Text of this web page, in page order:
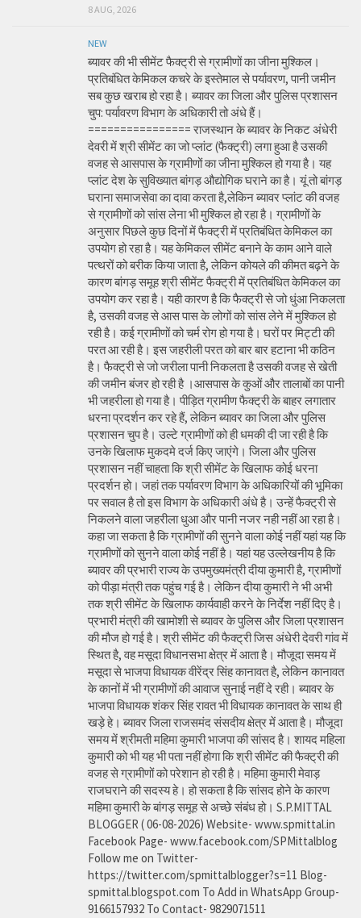
8 AUG, 2026
NEW
ब्यावर की भी सीमेंट फैक्ट्री से ग्रामीणों का जीना मुश्किल।
प्रतिबंधित केमिकल कचरे के इस्तेमाल से पर्यावरण, पानी जमीन
सब कुछ खराब हो रहा है। ब्यावर का जिला और पुलिस प्रशासन
चुप: पर्यावरण विभाग के अधिकारी तो अंधे हैं।
================ राजस्थान के ब्यावर के निकट अंधेरी
देवरी में श्री सीमेंट का जो प्लांट (फैक्ट्री) लगा हुआ है उसकी
वजह से आसपास के ग्रामीणों का जीना मुश्किल हो गया है। यह
प्लांट देश के सुविख्यात बांगड़ औद्योगिक घराने का है। यूं तो बांगड़
घराना समाजसेवा का दावा करता है,लेकिन ब्यावर प्लांट की वजह
से ग्रामीणों को सांस लेना भी मुश्किल हो रहा है। ग्रामीणों के
अनुसार पिछले कुछ दिनों में फैक्ट्री में प्रतिबंधित केमिकल का
उपयोग हो रहा है। यह केमिकल सीमेंट बनाने के काम आने वाले
पत्थरों को बरीक किया जाता है, लेकिन कोयले की कीमत बढ़ने के
कारण बांगड़ समूह श्री सीमेंट फैक्ट्री में प्रतिबंधित केमिकल का
उपयोग कर रहा है। यही कारण है कि फैक्ट्री से जो धुंआ निकलता
है, उसकी वजह से आस पास के लोगों को सांस लेने में मुश्किल हो
रही है। कई ग्रामीणों को चर्म रोग हो गया है। घरों पर मिट्टी की
परत आ रही है। इस जहरीली परत को बार बार हटाना भी कठिन
है। फैक्ट्री से जो जरीला पानी निकलता है उसकी वजह से खेती
की जमीन बंजर हो रही है ।आसपास के कुओं और तालाबों का पानी
भी जहरीला हो गया है। पीड़ित ग्रामीण फैक्ट्री के बाहर लगातार
धरना प्रदर्शन कर रहे हैं, लेकिन ब्यावर का जिला और पुलिस
प्रशासन चुप है। उल्टे ग्रामीणों को ही धमकी दी जा रही है कि
उनके खिलाफ मुकदमे दर्ज किए जाएंगे। जिला और पुलिस
प्रशासन नहीं चाहता कि श्री सीमेंट के खिलाफ कोई धरना
प्रदर्शन हो। जहां तक पर्यावरण विभाग के अधिकारियों की भूमिका
पर सवाल है तो इस विभाग के अधिकारी अंधे है। उन्हें फैक्ट्री से
निकलने वाला जहरीला धुआ और पानी नजर नही नहीं आ रहा है।
कहा जा सकता है कि ग्रामीणों की सुनने वाला कोई नहीं यहां यह कि
ग्रामीणों को सुनने वाला कोई नहीं है। यहां यह उल्लेखनीय है कि
ब्यावर की प्रभारी राज्य के उपमुख्यमंत्री दीया कुमारी है, ग्रामीणों
को पीड़ा मंत्री तक पहुंच गई है। लेकिन दीया कुमारी ने भी अभी
तक श्री सीमेंट के खिलाफ कार्यवाही करने के निर्देश नहीं दिए है।
प्रभारी मंत्री की खामोशी से ब्यावर के पुलिस और जिला प्रशासन
की मौज हो गई है। श्री सीमेंट की फैक्ट्री जिस अंधेरी देवरी गांव में
स्थित है, वह मसूदा विधानसभा क्षेत्र में आता है। मौजूदा समय में
मसूदा से भाजपा विधायक वीरेंद्र सिंह कानावत है, लेकिन कानावत
के कानों में भी ग्रामीणों की आवाज सुनाई नहीं दे रही। ब्यावर के
भाजपा विधायक शंकर सिंह रावत भी विधायक कानावत के साथ ही
खड़े हे। ब्यावर जिला राजसमंद संसदीय क्षेत्र में आता है। मौजूदा
समय में श्रीमती महिमा कुमारी भाजपा की सांसद है। शायद महिला
कुमारी को भी यह भी पता नहीं होगा कि श्री सीमेंट की फैक्ट्री की
वजह से ग्रामीणों को परेशान हो रही है। महिमा कुमारी मेवाड़
राजघराने की सदस्य हे। हो सकता है कि सांसद होने के कारण
महिमा कुमारी के बांगड़ समूह से अच्छे संबंध हो। S.P.MITTAL
BLOGGER ( 06-08-2026) Website- www.spmittal.in
Facebook Page- www.facebook.com/SPMittalblog
Follow me on Twitter-
https://twitter.com/spmittalblogger?s=11 Blog-
spmittal.blogspot.com To Add in WhatsApp Group-
9166157932 To Contact- 9829071511